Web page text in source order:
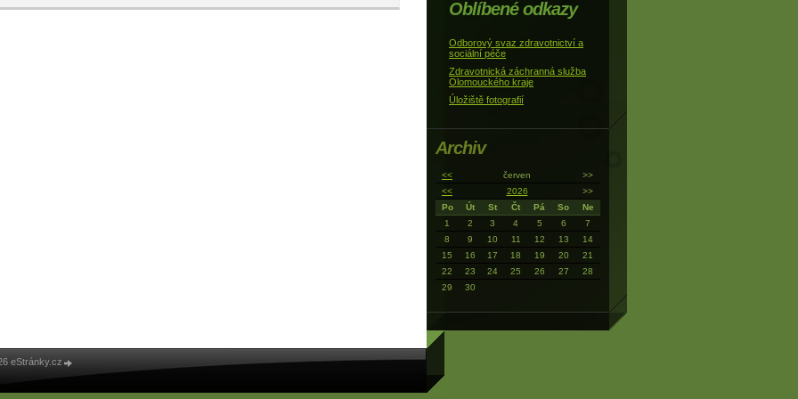
Oblíbené odkazy
Odborový svaz zdravotnictví a
sociální péče
Zdravotnická záchranná služba
Olomouckého kraje
Úložiště fotografií
Archiv
<< červen
>>
<<
2026
>>
Po
Út St Čt Pá So
Ne
1
2 3 4 5 6
7
8
9 10 11 12 13
14
15
16 17 18 19 20
21
22
23 24 25 26 27
28
29
30
eStránky.cz